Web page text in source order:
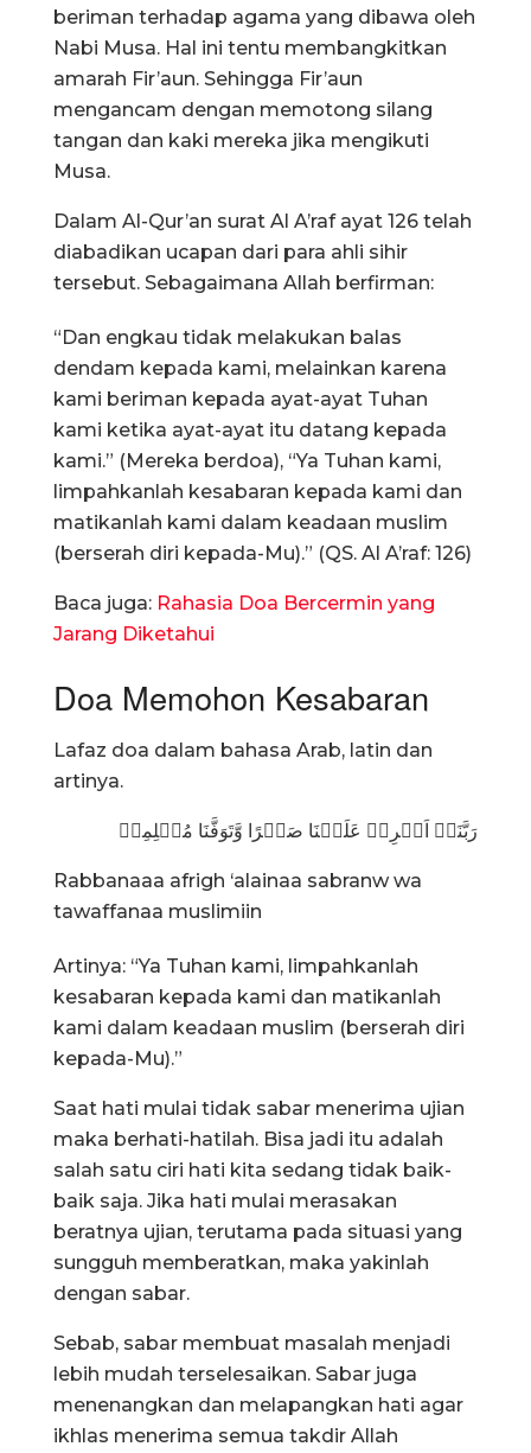
beriman terhadap agama yang dibawa oleh
Nabi Musa. Hal ini tentu membangkitkan
amarah Fir’aun. Sehingga Fir’aun
mengancam dengan memotong silang
tangan dan kaki mereka jika mengikuti
Musa.
Dalam Al-Qur’an surat Al A’raf ayat 126 telah
diabadikan ucapan dari para ahli sihir
tersebut. Sebagaimana Allah berfirman:
“Dan engkau tidak melakukan balas
dendam kepada kami, melainkan karena
kami beriman kepada ayat-ayat Tuhan
kami ketika ayat-ayat itu datang kepada
kami.” (Mereka berdoa), “Ya Tuhan kami,
limpahkanlah kesabaran kepada kami dan
matikanlah kami dalam keadaan muslim
(berserah diri kepada-Mu).” (QS. Al A’raf: 126)
Baca juga: Rahasia Doa Bercermin yang
Jarang Diketahui
Doa Memohon Kesabaran
Lafaz doa dalam bahasa Arab, latin dan
artinya.
رَبَّنَاۤ اَفۡرِغۡ عَلَيۡنَا صَبۡرًا وَّتَوَفَّنَا مُسۡلِمِيۡ
Rabbanaaa afrigh ‘alainaa sabranw wa
tawaffanaa muslimiin
Artinya: “Ya Tuhan kami, limpahkanlah
kesabaran kepada kami dan matikanlah
kami dalam keadaan muslim (berserah diri
kepada-Mu).”
Saat hati mulai tidak sabar menerima ujian
maka berhati-hatilah. Bisa jadi itu adalah
salah satu ciri hati kita sedang tidak baik-
baik saja. Jika hati mulai merasakan
beratnya ujian, terutama pada situasi yang
sungguh memberatkan, maka yakinlah
dengan sabar.
Sebab, sabar membuat masalah menjadi
lebih mudah terselesaikan. Sabar juga
menenangkan dan melapangkan hati agar
ikhlas menerima semua takdir Allah